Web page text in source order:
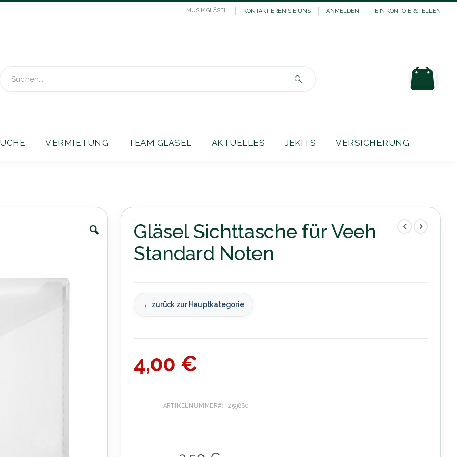
MUSIK GLÄSEL KONTAKTIEREN SIE UNS ANMELDEN EIN KONTO ERSTELLEN
VERMIETUNG TEAM GLÄSEL AKTUELLES JEKITS VERSICHERUNG
Gläsel Sichttasche für Veeh
Standard Noten
← zurück zur Hauptkategorie
4,00 €
ARTIKELNUMMER 259880